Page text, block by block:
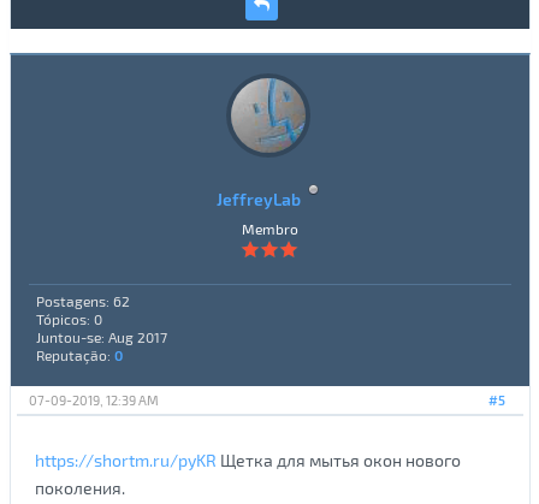
JeffreyLab
Membro
Postagens: 62
Tópicos: 0
Juntou-se: Aug 2017
Reputação: 0
#5
07-09-2019, 12:39 AM
https://shortm.ru/pyKR Щетка для мытья окон нового
поколения.